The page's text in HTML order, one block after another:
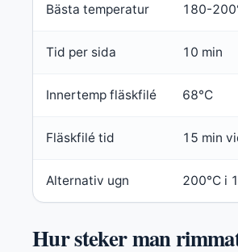
Bästa temperatur 180-
Tid per sida 10 min
Innertemp fläskfilé 68°C
Fläskfilé tid 15 min
Alternativ ugn 200°C i
Hur steker man